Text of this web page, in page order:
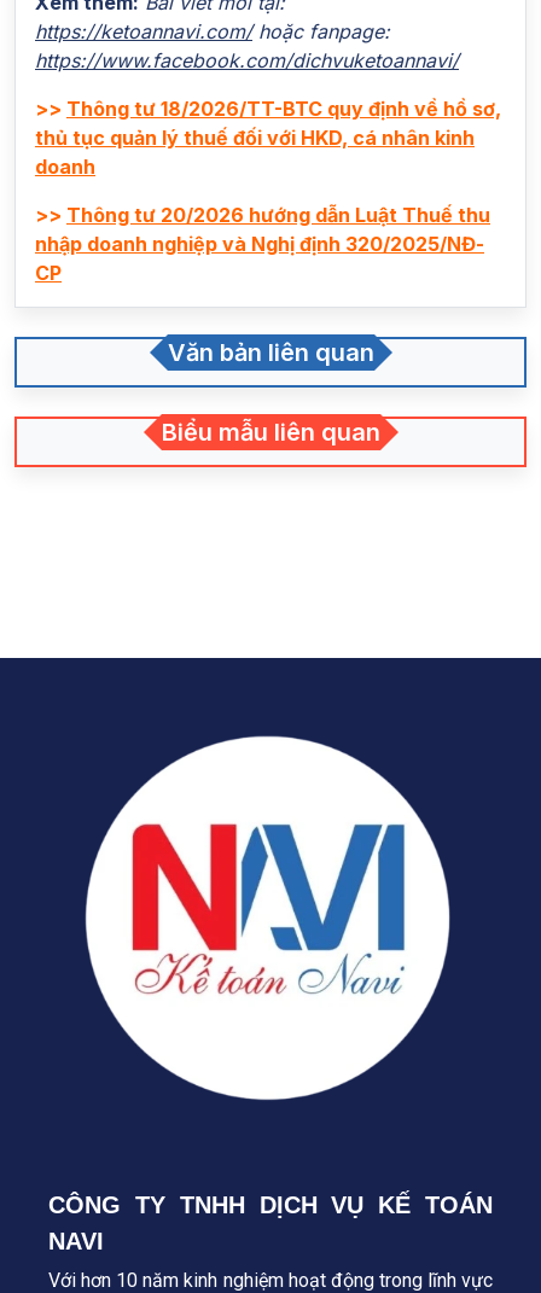
https://ketoannavi.com/hoặc fanpage:
https://www.facebook.com/dichvuketoannavi/
>> Thông tư 18/2026/TT-BTC quy định về hồ sơ,
thủ tục quản lý thuế đối với HKD, cá nhân kinh
doanh
>> Thông tư 20/2026 hướng dẫn Luật Thuế thu
nhập doanh nghiệp và Nghị định 320/2025/NĐ-
CP
Văn bản liên quan
Biểu mẫu liên quan
CÔNG TY TNHH DỊCH VỤ KẾ TOÁN
NAVI
Với hơn 10 năm kinh nghiệm hoạt động trong lĩnh vực